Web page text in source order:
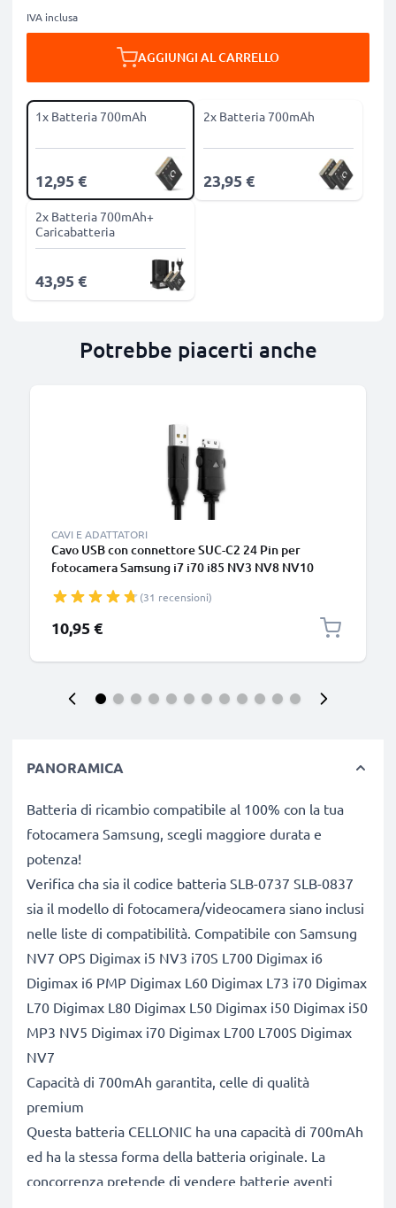
IVA inclusa
AGGIUNGI AL CARRELLO
1x Batteria 700mAh
12,95 €
2x Batteria 700mAh
23,95 €
2x Batteria 700mAh+
Caricabatteria
43,95 €
Potrebbe piacerti anche
CAVI E ADATTATORI
Cavo USB con connettore SUC-C2 24 Pin per
fotocamera Samsung i7 i70 i85 NV3 NV8 NV10
lungo 1.5m ricarica cavetto dati in piacevole PVC
nero
(31 recensioni)
10,95 €
PANORAMICA
Batteria di ricambio compatibile al 100% con la tua
fotocamera Samsung, scegli maggiore durata e
potenza!
Verifica cha sia il codice batteria SLB-0737 SLB-0837
sia il modello di fotocamera/videocamera siano inclusi
nelle liste di compatibilità. Compatibile con Samsung
NV7 OPS Digimax i5 NV3 i70S L700 Digimax i6
Digimax i6 PMP Digimax L60 Digimax L73 i70 Digimax
L70 Digimax L80 Digimax L50 Digimax i50 Digimax i50
MP3 NV5 Digimax i70 Digimax L700 L700S Digimax
NV7
Capacità di 700mAh garantita, celle di qualità
premium
Questa batteria CELLONIC ha una capacità di 700mAh
ed ha la stessa forma della batteria originale. La
concorrenza pretende di vendere batterie aventi